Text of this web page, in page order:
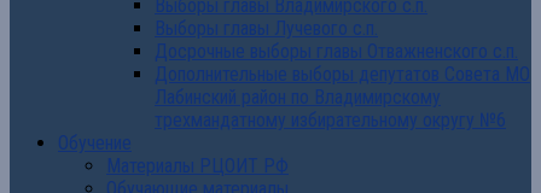
Выборы главы Владимирского с.п.
Выборы главы Лучевого с.п.
Досрочные выборы главы Отважненского с.п.
Дополнительные выборы депутатов Совета МО
Лабинский район по Владимирскому
трехмандатному избирательному округу №6
Обучение
Материалы РЦОИТ РФ